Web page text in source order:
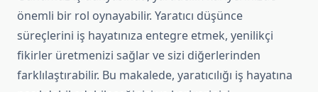
önemli bir rol oynayabilir. Yaratıcı düşünce
süreçlerini iş hayatınıza entegre etmek, yenilikçi
fikirler üretmenizi sağlar ve sizi diğerlerinden
farklılaştırabilir. Bu makalede, yaratıcılığı iş hayatına